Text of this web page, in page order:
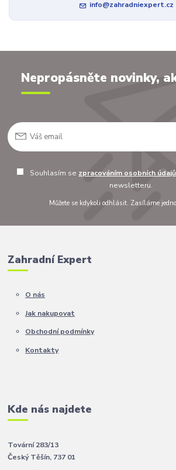
info@zahradniexpert.cz
Nepropásněte novinky,
Souhlasím se zpracováním osobních údajů
newsletteru.
Můžete se kdykoli odhlásit. Zasíláme
Zahradní Expert
O nás
Jak nakupovat
Obchodní podmínky
Kontakty
Kde nás najdete
Tovární 283/13
Český Těšín, 737 01